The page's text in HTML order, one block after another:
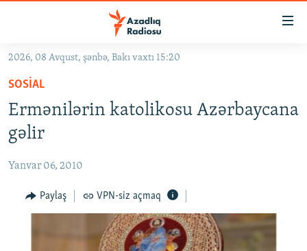
Əsas
qayıt
Əsas
naviqasiyaya
qayıt
GÜNDƏM
KORRUPSIOMETR
#ƏSLINDƏ
FƏRQƏ BAX
QANUNI DOĞRU
2026, 08 Avqust, şənbə, Bakı vaxtı 15:20
SOSIAL
Ermənilərin katolikosu Azərbaycana
gəlir
Yanvar 06, 2010
Paylaş VPN-siz açmaq